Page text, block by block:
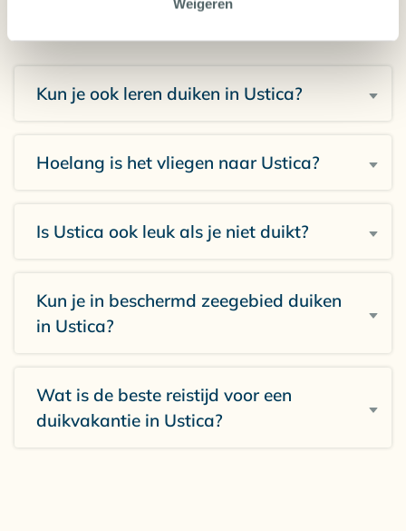
Weigeren
Kun je ook leren duiken in Ustica?
Hoelang is het vliegen naar Ustica?
Is Ustica ook leuk als je niet duikt?
Kun je in beschermd zeegebied duiken
in Ustica?
Wat is de beste reistijd voor een
duikvakantie in Ustica?